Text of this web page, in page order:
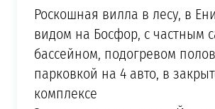
Роскошная вилла в лесу, в
видом на Босфор, с частным
бассейном, подогревом
парковкой на 4 авто, в
комплексе